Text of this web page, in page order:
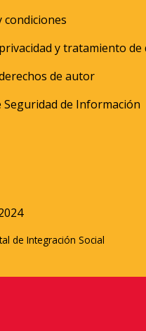
condiciones
y tratamiento
de autor
Seguridad de Información
de Integración Social